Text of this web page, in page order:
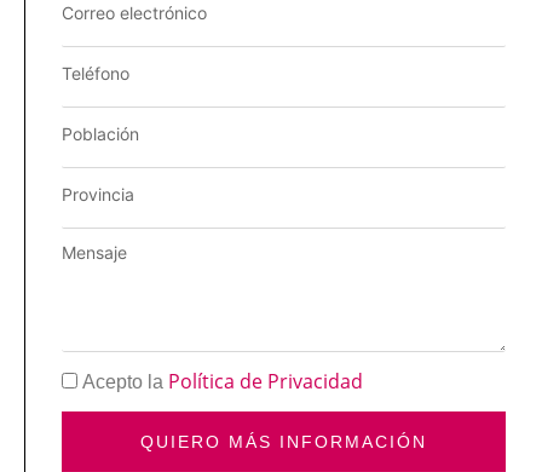
Acepto la Política de Privacidad
QUIERO MÁS INFORMACIÓN